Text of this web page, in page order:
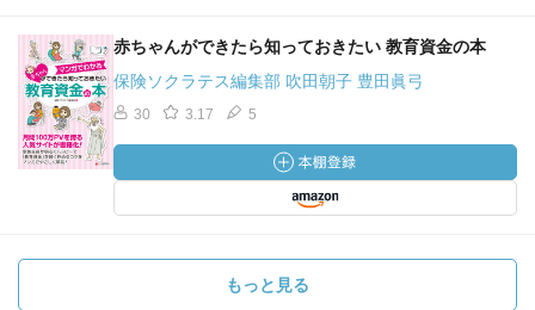
赤ちゃんができたら知っておきたい 教育資金の本
保険ソクラテス編集部 吹田朝子 豊田眞弓
30 3.17 5
もっと見る